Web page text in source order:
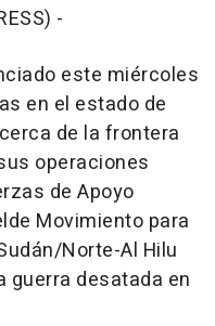
-
este miércoles
en el estado de
de la frontera
operaciones
de Apoyo
Movimiento para
Norte-Al Hilu
guerra desatada en